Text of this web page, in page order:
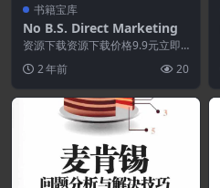
书籍宝库
No B.S. Direct Marketing
资源下载资源下载价格9.9元立即
2 年前 20